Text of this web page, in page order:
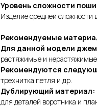
Уровень сложности
Изделие средней сложности
Рекомендуемые
Для данной модели
растяжимые и
Рекомендуются
трехнитка петля и др.
Дублирующий материал:
для деталей воротника и